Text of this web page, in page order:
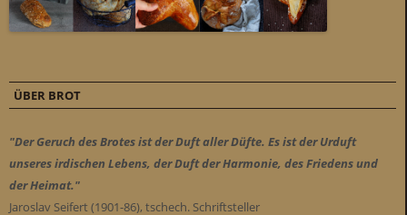
ÜBER BROT
"Der Geruch des Brotes ist der Duft aller Düfte. Es ist der Urduft
unseres irdischen Lebens, der Duft der Harmonie, des Friedens und
der Heimat."
Jaroslav Seifert (1901-86), tschech. Schriftsteller